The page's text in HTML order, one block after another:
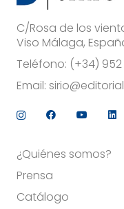
C/Rosa de los
Viso Málaga,
Teléfono: (+34)
Email:
¿Quiénes somos?
Prensa
Catálogo